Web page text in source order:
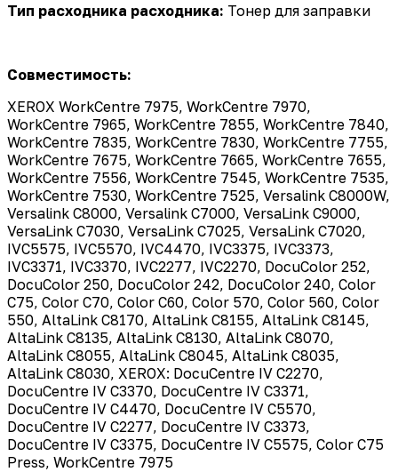
Тип расходника расходника: Тонер для заправки
Совместимость:
XEROX WorkCentre 7975, WorkCentre 7970,
WorkCentre 7965, WorkCentre 7855, WorkCentre 7840,
WorkCentre 7835, WorkCentre 7830, WorkCentre 7755,
WorkCentre 7675, WorkCentre 7665, WorkCentre 7655,
WorkCentre 7556, WorkCentre 7545, WorkCentre 7535,
WorkCentre 7530, WorkCentre 7525, Versalink C8000W,
Versalink C8000, Versalink C7000, VersaLink C9000,
VersaLink C7030, VersaLink C7025, VersaLink C7020,
IVC5575, IVC5570, IVC4470, IVC3375, IVC3373,
IVC3371, IVC3370, IVC2277, IVC2270, DocuColor 252,
DocuColor 250, DocuColor 242, DocuColor 240, Color
C75, Color C70, Color C60, Color 570, Color 560, Color
550, AltaLink C8170, AltaLink C8155, AltaLink C8145,
AltaLink C8135, AltaLink C8130, AltaLink C8070,
AltaLink C8055, AltaLink C8045, AltaLink C8035,
AltaLink C8030, XEROX: DocuCentre IV C2270,
DocuCentre IV C3370, DocuCentre IV C3371,
DocuCentre IV C4470, DocuCentre IV C5570,
DocuCentre IV C2277, DocuCentre IV C3373,
DocuCentre IV C3375, DocuCentre IV C5575, Color C75
Press, WorkCentre 7975